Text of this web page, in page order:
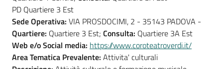
PD Quartiere 3 Est
Sede Operativa: VIA PROSDOCIMI, 2 - 35143 PADOVA -
Quartiere: Quartiere 3 Est; Consulta: Quartiere 3A Est
Web e/o Social media: https://www.coroteatroverdi.it/
Area Tematica Prevalente: Attivita' culturali